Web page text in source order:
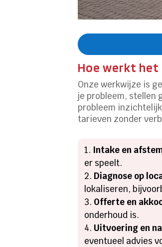
Hoe werkt het
Onze werkwijze is
je probleem, stellen
probleem
tarieven zonder
Intake en
er speelt.
Diagnose op
lokaliseren,
Offerte en
onderhoud is.
Uitvoering en
eventueel advies